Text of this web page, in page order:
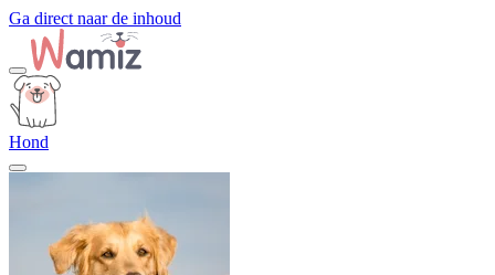
Ga direct naar de inhoud
Hond